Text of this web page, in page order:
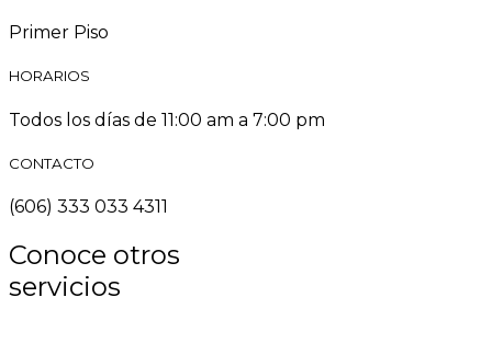
Primer Piso
HORARIOS
Todos los días de 11:00 am a 7:00 pm
CONTACTO
(606) 333 033 4311
Conoce otros
servicios